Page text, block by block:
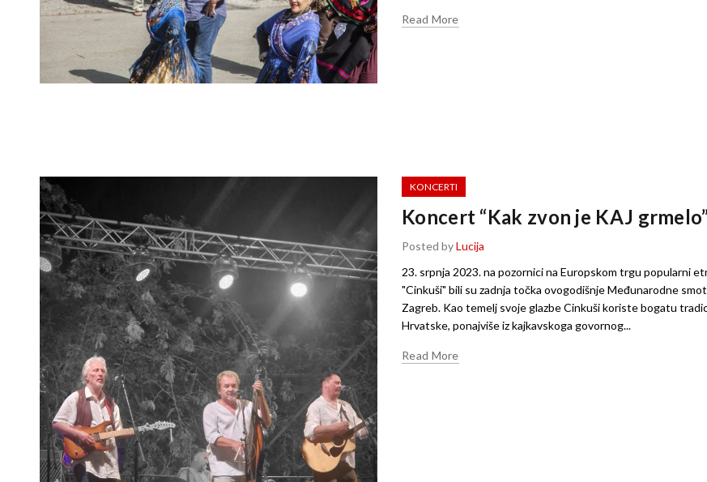
Read More
KONCERTI
Koncert “Kak zvon je KAJ
Posted byLucija
23. srpnja 2023. na pozornici na Europskom trgu popularni
"Cinkuši" bili su zadnja točka ovogodišnje Međunarodne
Zagreb. Kao temelj svoje glazbe Cinkuši koriste bogatu
Hrvatske, ponajviše iz kajkavskoga govornog...
Read More